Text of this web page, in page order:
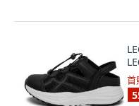
首